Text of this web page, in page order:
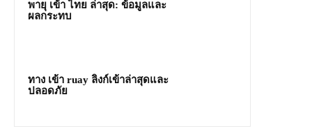
พายุ เข้า ไทย ล่าสุด: ข้อมูลและ
ผลกระทบ
ทาง เข้า ruay ลิงก์เข้าล่าสุดและ
ปลอดภัย